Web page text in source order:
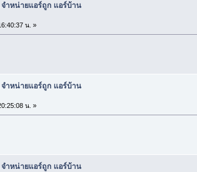
จำหน่ายแอร์ถูก แอร์บ้าน
น. »
จำหน่ายแอร์ถูก แอร์บ้าน
น. »
จำหน่ายแอร์ถูก แอร์บ้าน